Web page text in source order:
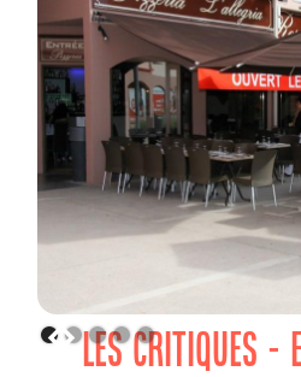
LES CRITIQUES -